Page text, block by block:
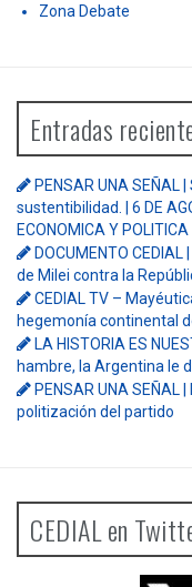
Zona Debate
Entradas
PENSAR UNA SEÑAL
sustentibilidad. | 6 DE
ECONOMICA Y POLITICA
DOCUMENTO
de Milei contra la
CEDIAL TV –
hegemonía continental
LA HISTORIA ES
hambre, la Argentina le
PENSAR UNA
politización del partido
CEDIAL en